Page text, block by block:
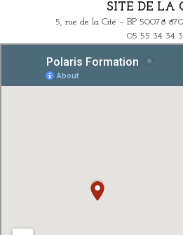
SITE DE LA
5, rue de la Cité – BP 50078
05 55 34 34